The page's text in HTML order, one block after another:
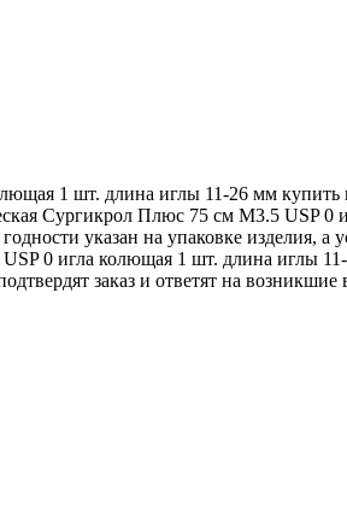
1 шт. длина иглы 11-26 мм купить
Сургикрол Плюс 75 см М3.5 USP
указан на упаковке изделия,
0 игла колющая 1 шт. длина иглы 11-
заказ и ответят на возникшие